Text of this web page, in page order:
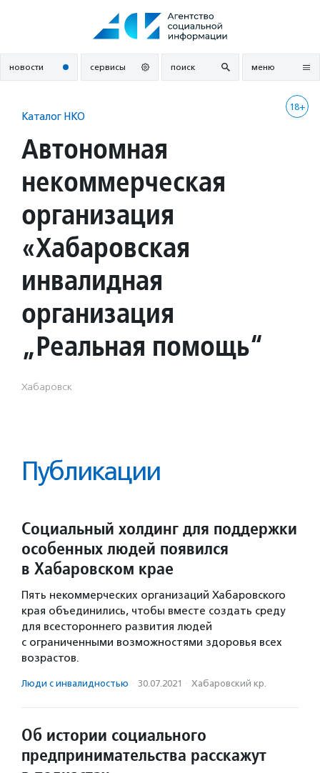
новости сервисы поиск меню
18+
Каталог НКО
Автономная
некоммерческая
организация
«Хабаровская
инвалидная
организация
„Реальная помощь“
Хабаровск
Публикации
Социальный холдинг для поддержки
особенных людей появился
в Хабаровском крае
Пять некоммерческих организаций Хабаровского
края объединились, чтобы вместе создать среду
для всестороннего развития людей
с ограниченными возможностями здоровья всех
возрастов.
Люди с инвалидностью · 30.07.2021 · Хабаровский кр.
Об истории социального
предпринимательства расскажут